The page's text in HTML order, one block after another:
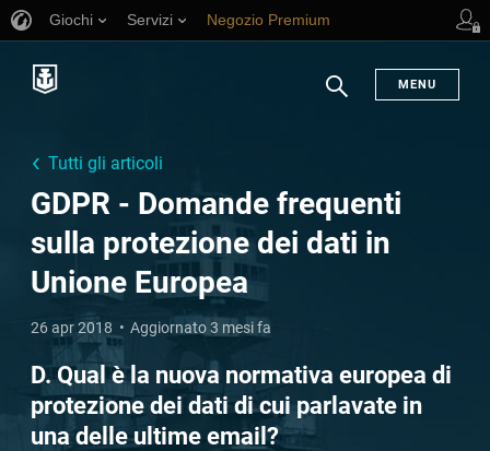
Giochi Servizi Negozio Premium
Ricerca
MENU
Tutti gli articoli
GDPR - Domande frequenti
sulla protezione dei dati in
Unione Europea
26 apr 2018 Aggiornato 3 mesi fa
D. Qual è la nuova normativa europea di
protezione dei dati di cui parlavate in
una delle ultime email?